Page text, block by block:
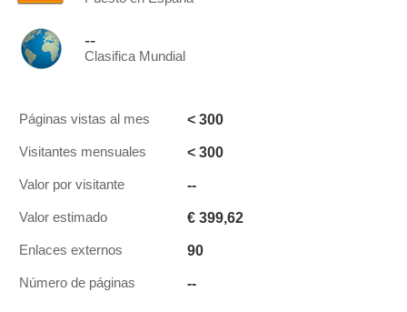
--
Clasifica Mundial
Páginas vistas al mes < 300
Visitantes mensuales < 300
Valor por visitante --
Valor estimado € 399,62
Enlaces externos 90
Número de páginas --